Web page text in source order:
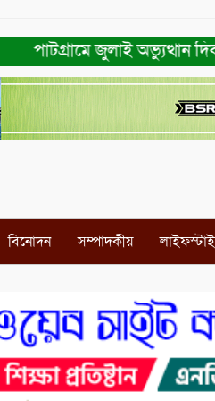
পাটগ্রামে জুলাই অভ্যুত্থান দিবস
বিনোদন সম্পাদকীয়